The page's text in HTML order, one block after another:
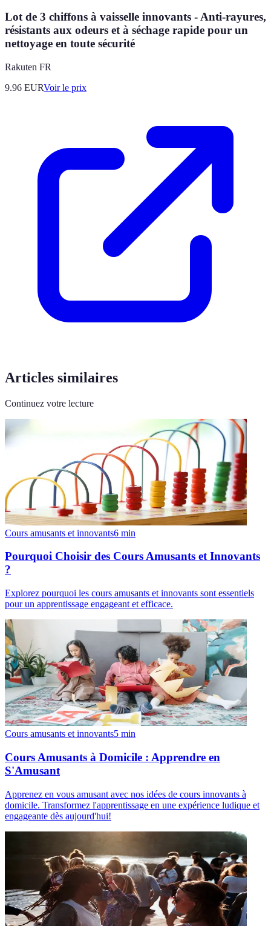
Lot de 3 chiffons à vaisselle innovants - Anti-rayures,
résistants aux odeurs et à séchage rapide pour un
nettoyage en toute sécurité
Rakuten FR
9.96 EURVoir le prix
Articles similaires
Continuez votre lecture
Cours amusants et innovants6 min
Pourquoi Choisir des Cours Amusants et Innovants
?
Explorez pourquoi les cours amusants et innovants sont essentiels
pour un apprentissage engageant et efficace.
Cours amusants et innovants5 min
Cours Amusants à Domicile : Apprendre en
S'Amusant
Apprenez en vous amusant avec nos idées de cours innovants à
domicile. Transformez l'apprentissage en une expérience ludique et
engageante dès aujourd'hui!